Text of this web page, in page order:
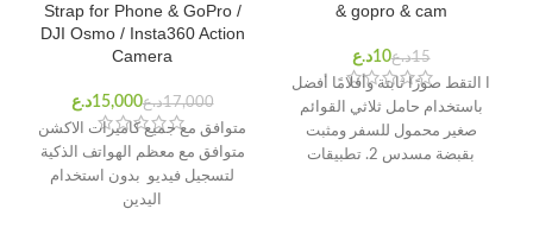
& gopro & cam
د.ع د.ع
ا التقط صورًا ثابتة وأفلامًا أفضل
باستخدام حامل ثلاثي القوائم
صغير محمول للسفر ومثبت
بقبضة مسدس 2. تطبيقات
Strap for Phone & GoPro /
DJI Osmo / Insta360 Action
Camera
د.ع د.ع
متوافق مع جميع كاميرات الاكشن
متوافق مع معظم الهواتف الذكية
لتسجيل فيديو بدون استخدام
اليدين